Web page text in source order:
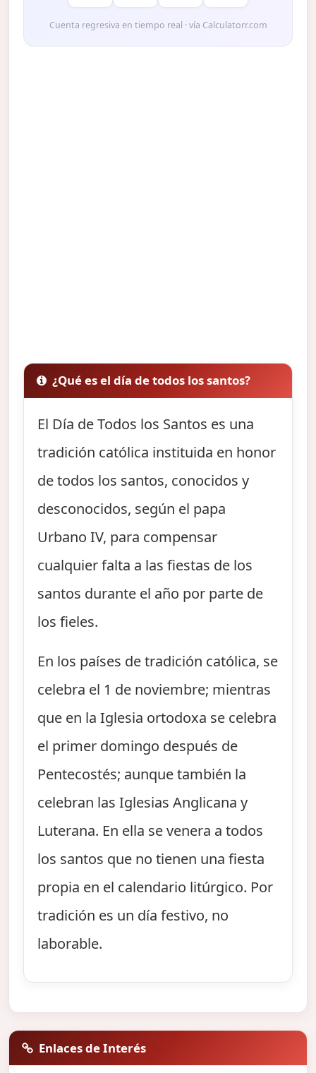
Cuenta regresiva en tiempo real · vía Calculatorr.com
¿Qué es el día de todos los santos?
El Día de Todos los Santos es una
tradición católica instituida en honor
de todos los santos, conocidos y
desconocidos, según el papa
Urbano IV, para compensar
cualquier falta a las fiestas de los
santos durante el año por parte de
los fieles.
En los países de tradición católica, se
celebra el 1 de noviembre; mientras
que en la Iglesia ortodoxa se celebra
el primer domingo después de
Pentecostés; aunque también la
celebran las Iglesias Anglicana y
Luterana. En ella se venera a todos
los santos que no tienen una fiesta
propia en el calendario litúrgico. Por
tradición es un día festivo, no
laborable.
Enlaces de Interés